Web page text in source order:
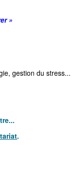
»
gestion du stress...
.